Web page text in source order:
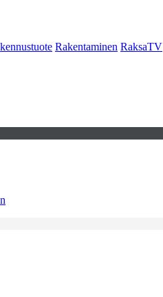
Rakentaminen RaksaTV